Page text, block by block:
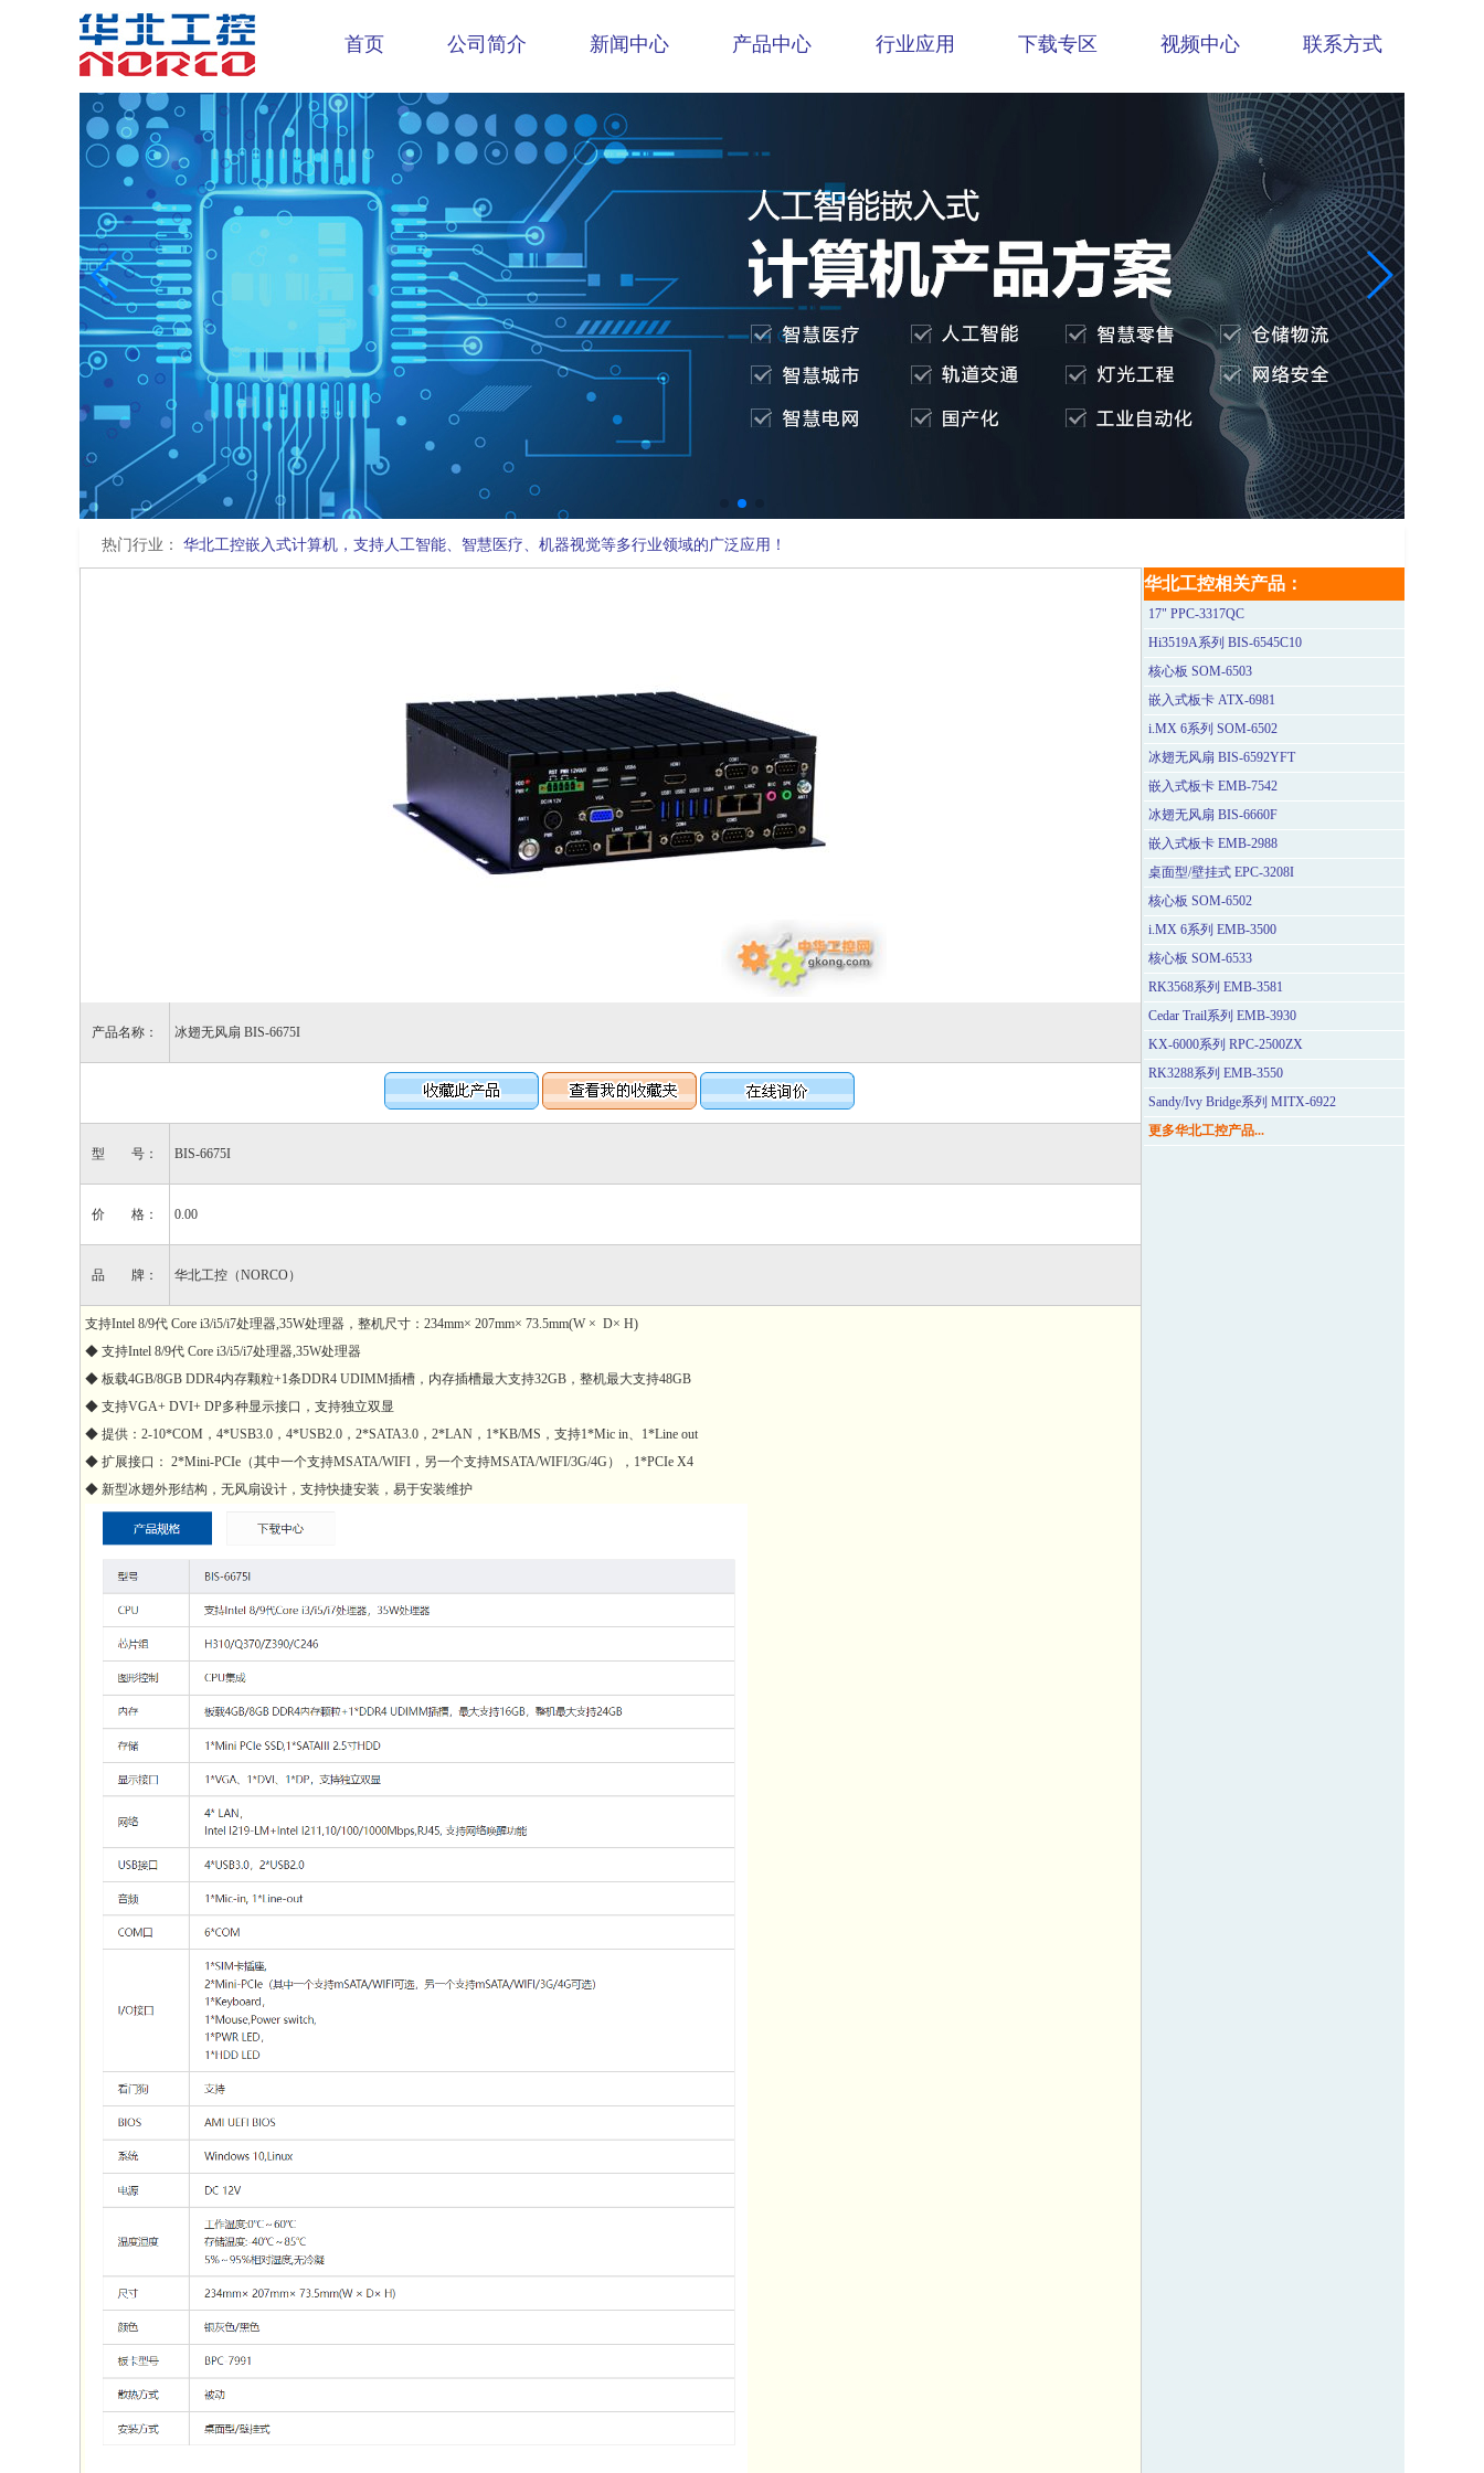
首页 公司简介 新闻中心 产品中心 行业应用 下载专区 视频中心 联系方式
热门行业： 华北工控嵌入式计算机，支持人工智能、智慧医疗、机器视觉等多行业领域的广泛应用！
产品名称： 冰翅无风扇 BIS-6675I
型 号： BIS-6675I
价 格： 0.00
品 牌： 华北工控（NORCO）
支持Intel 8/9代 Core i3/i5/i7处理器,35W处理器，整机尺寸：234mm× 207mm× 73.5mm(W × D× H)
◆ 支持Intel 8/9代 Core i3/i5/i7处理器,35W处理器
◆ 板载4GB/8GB DDR4内存颗粒+1条DDR4 UDIMM插槽，内存插槽最大支持32GB，整机最大支持48GB
◆ 支持VGA+ DVI+ DP多种显示接口，支持独立双显
◆ 提供：2-10*COM，4*USB3.0，4*USB2.0，2*SATA3.0，2*LAN，1*KB/MS，支持1*Mic in、1*Line out
◆ 扩展接口： 2*Mini-PCIe（其中一个支持MSATA/WIFI，另一个支持MSATA/WIFI/3G/4G），1*PCIe X4
◆ 新型冰翅外形结构，无风扇设计，支持快捷安装，易于安装维护
华北工控相关产品：
17" PPC-3317QC
Hi3519A系列 BIS-6545C10
核心板 SOM-6503
嵌入式板卡 ATX-6981
i.MX 6系列 SOM-6502
冰翅无风扇 BIS-6592YFT
嵌入式板卡 EMB-7542
冰翅无风扇 BIS-6660F
嵌入式板卡 EMB-2988
桌面型/壁挂式 EPC-3208I
核心板 SOM-6502
i.MX 6系列 EMB-3500
核心板 SOM-6533
RK3568系列 EMB-3581
Cedar Trail系列 EMB-3930
KX-6000系列 RPC-2500ZX
RK3288系列 EMB-3550
Sandy/Ivy Bridge系列 MITX-6922
更多华北工控产品...